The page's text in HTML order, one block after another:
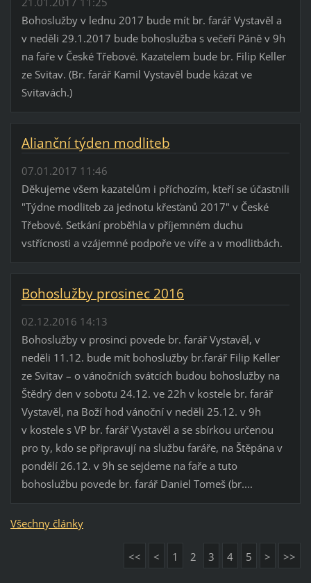
Bohoslužby v lednu 2017 bude mít br. farář Vystavěl a
v neděli 29.1.2017 bude bohoslužba s večeří Páně v 9h
na faře v České Třebové. Kazatelem bude br. Filip Keller
ze Svitav. (Br. farář Kamil Vystavěl bude kázat ve
Svitavách.)
Alianční týden modliteb
07.01.2017 11:46
Děkujeme všem kazatelům i příchozím, kteří se účastnili
"Týdne modliteb za jednotu křesťanů 2017" v České
Třebové. Setkání proběhla v příjemném duchu
vstřícnosti a vzájemné podpoře ve víře a v modlitbách.
Bohoslužby prosinec 2016
02.12.2016 14:13
Bohoslužby v prosinci povede br. farář Vystavěl, v
neděli 11.12. bude mít bohoslužby br.farář Filip Keller
ze Svitav – o vánočních svátcích budou bohoslužby na
Štědrý den v sobotu 24.12. ve 22h v kostele br. farář
Vystavěl, na Boží hod vánoční v neděli 25.12. v 9h
v kostele s VP br. farář Vystavěl a se sbírkou určenou
pro ty, kdo se připravují na službu faráře, na Štěpána v
pondělí 26.12. v 9h se sejdeme na faře a tuto
bohoslužbu povede br. farář Daniel Tomeš (br....
Všechny články
<< < 1 2 3 4 5 > >>